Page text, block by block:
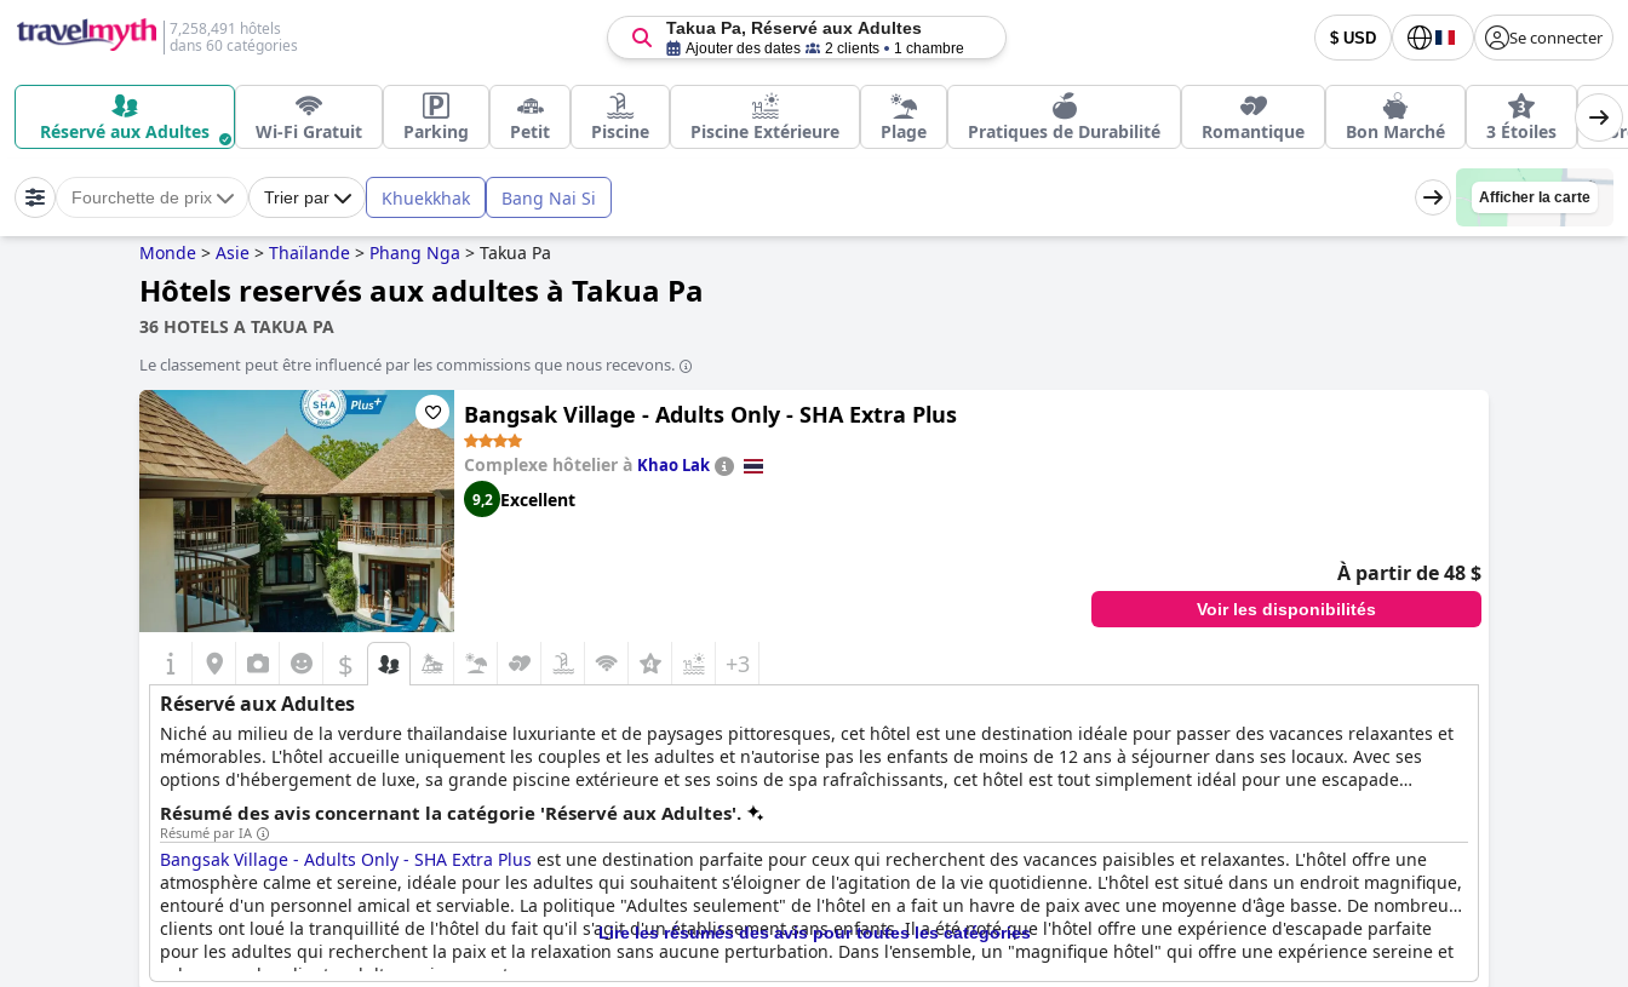
7,258,491 hôtels
dans 60 catégories
$ USD Se connecter
Takua Pa, Réservé aux Adultes
Ajouter des dates 2 clients 1 chambre
Réservé aux Adultes Wi-Fi Gratuit Parking Petit Piscine Piscine Extérieure Plage Pratiques de Durabilité Romantique Bon Marché 3 Étoiles
Fourchette de prix Trier par Khuekkhak Bang Nai Si Afficher la carte
Monde > Asie > Thaïlande > Phang Nga > Takua Pa
Hôtels reservés aux adultes à Takua Pa
36 HOTELS A TAKUA PA
Le classement peut être influencé par les commissions que nous recevons.
Bangsak Village - Adults Only - SHA Extra Plus
Complexe hôtelier à Khao Lak
9,2 Excellent
À partir de 48 $
Voir les disponibilités
$ +3
Réservé aux Adultes
Niché au milieu de la verdure thaïlandaise luxuriante et de paysages pittoresques, cet hôtel est une destination idéale pour passer des vacances relaxantes et
mémorables. L'hôtel accueille uniquement les couples et les adultes et n'autorise pas les enfants de moins de 12 ans à séjourner dans ses locaux. Avec ses
options d'hébergement de luxe, sa grande piscine extérieure et ses soins de spa rafraîchissants, cet hôtel est tout simplement idéal pour une escapade
relaxante entre adultes.
Résumé des avis concernant la catégorie 'Réservé aux Adultes'.
Résumé par IA
Bangsak Village - Adults Only - SHA Extra Plus est une destination parfaite pour ceux qui recherchent des vacances paisibles et relaxantes. L'hôtel offre une
atmosphère calme et sereine, idéale pour les adultes qui souhaitent s'éloigner de l'agitation de la vie quotidienne. L'hôtel est situé dans un endroit magnifique,
entouré d'un personnel amical et serviable. La politique "Adultes seulement" de l'hôtel en a fait un havre de paix avec une moyenne d'âge basse. De nombreux
clients ont loué la tranquillité de l'hôtel du fait qu'il s'agit d'un établissement sans enfants. Il a été noté que l'hôtel offre une expérience d'escapade parfaite
pour les adultes qui recherchent la paix et la relaxation sans aucune perturbation. Dans l'ensemble, un "magnifique hôtel" qui offre une expérience sereine et
calme pour les clients adultes uniquement.
Lire les résumés des avis pour toutes les catégories